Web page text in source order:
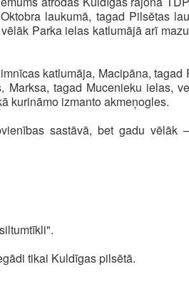
laukumā, tagad Pilsētas
Parka ielas katlumājā arī
katlumāja, Macipāna,
tagad Mucenieku ielas,
kurināmo izmanto akmeņogles.
sastāvā, bet gadu vēlāk
tikai Kuldīgas pilsētā.